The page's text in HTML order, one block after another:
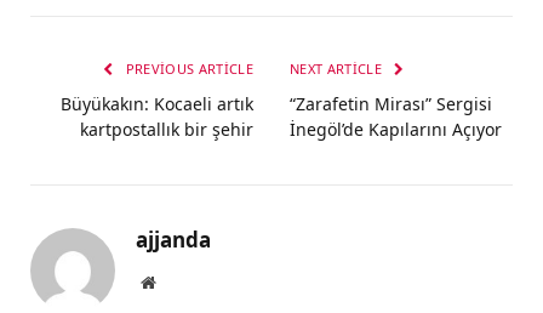
PREVIOUS ARTICLE
Büyükakın: Kocaeli artık
kartpostallık bir şehir
NEXT ARTICLE
“Zarafetin Mirası” Sergisi
İnegöl’de Kapılarını Açıyor
ajjanda
Website